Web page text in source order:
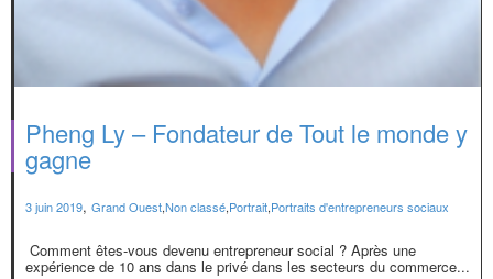
Pheng Ly – Fondateur de Tout le monde y
gagne
3 juin 2019, Grand Ouest,Non classé,Portrait,Portraits d'entrepreneurs sociaux
Comment êtes-vous devenu entrepreneur social ? Après une
expérience de 10 ans dans le privé dans les secteurs du commerce...